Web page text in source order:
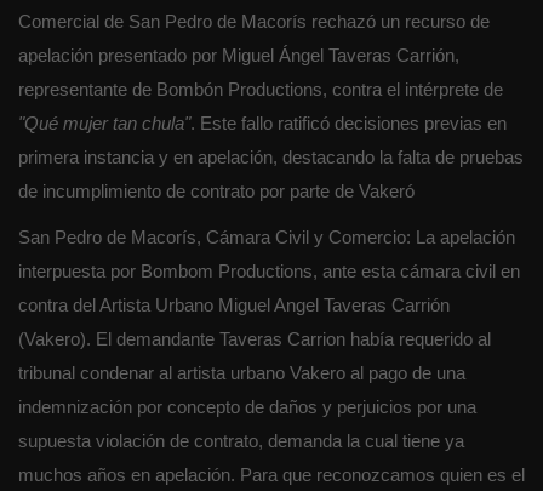
Comercial de San Pedro de Macorís rechazó un recurso de
apelación presentado por Miguel Ángel Taveras Carrión,
representante de Bombón Productions, contra el intérprete de
"Qué mujer tan chula". Este fallo ratificó decisiones previas en
primera instancia y en apelación, destacando la falta de pruebas
de incumplimiento de contrato por parte de Vakeró
San Pedro de Macorís, Cámara Civil y Comercio: La apelación
interpuesta por Bombom Productions, ante esta cámara civil en
contra del Artista Urbano Miguel Angel Taveras Carrión
(Vakero). El demandante Taveras Carrion había requerido al
tribunal condenar al artista urbano Vakero al pago de una
indemnización por concepto de daños y perjuicios por una
supuesta violación de contrato, demanda la cual tiene ya
muchos años en apelación. Para que reconozcamos quien es el